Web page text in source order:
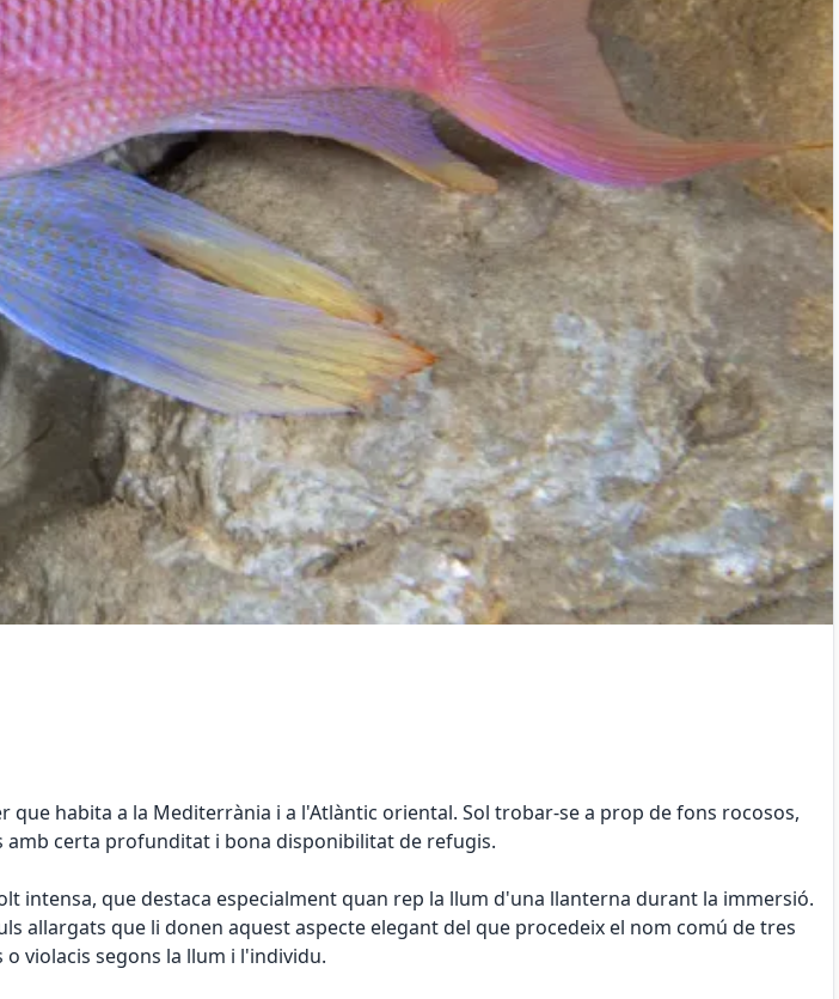
habita a la Mediterrània i a l'Atlàntic oriental. Sol trobar-se a prop de fons rocosos,
amb certa profunditat i bona disponibilitat de refugis.
intensa, que destaca especialment quan rep la llum d'una llanterna durant la immersió.
allargats que li donen aquest aspecte elegant del que procedeix el nom comú de tres
violacis segons la llum i l'individu.